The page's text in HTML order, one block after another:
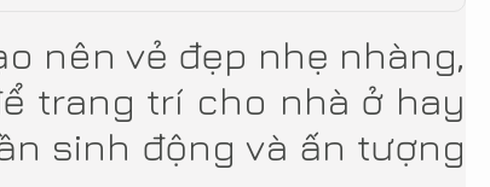
nên vẻ đẹp nhẹ nhàng,
trang trí cho nhà ở hay
sinh động và ấn tượng